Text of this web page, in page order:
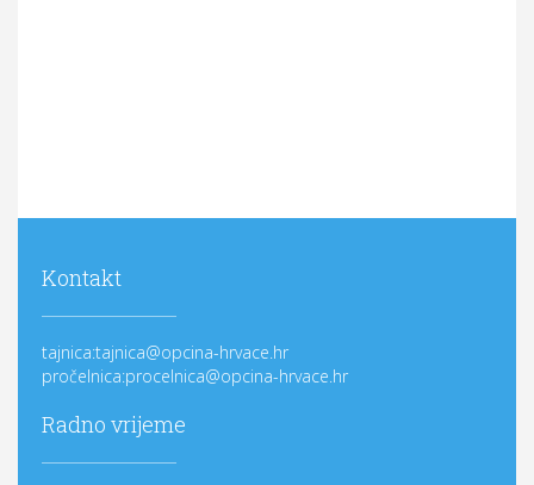
Kontakt
tajnica:tajnica@opcina-hrvace.hr
pročelnica:procelnica@opcina-hrvace.hr
Radno vrijeme